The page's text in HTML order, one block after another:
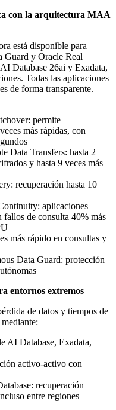
con la arquitectura MAA
está disponible para
Guard y Oracle Real
Database 26ai y Exadata,
Todas las aplicaciones
de forma transparente.
permite
más rápidas, con
Data Transfers: hasta 2
y hasta 9 veces más
recuperación hasta 10
aplicaciones
de consulta 40% más
más rápido en consultas y
Data Guard: protección
entornos extremos
de datos y tiempos de
AI Database, Exadata,
activo-activo con
recuperación
entre regiones